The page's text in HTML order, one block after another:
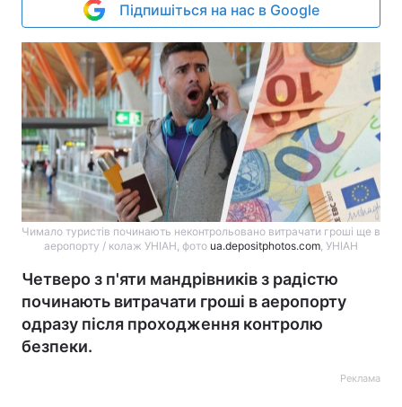
Підпишіться на нас в Google
Чимало туристів починають неконтрольовано витрачати гроші ще в
аеропорту / колаж УНІАН, фото ua.depositphotos.com, УНІАН
Четверо з п'яти мандрівників з радістю
починають витрачати гроші в аеропорту
одразу після проходження контролю
безпеки.
Реклама